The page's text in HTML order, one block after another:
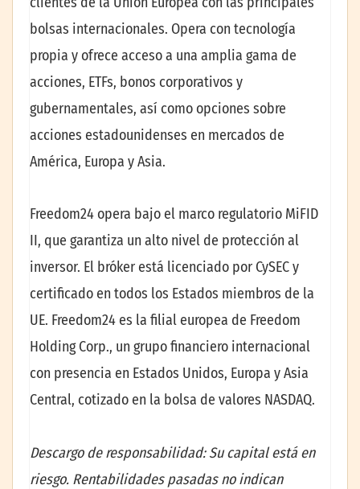
bolsas internacionales. Opera con tecnología
propia y ofrece acceso a una amplia gama de
acciones, ETFs, bonos corporativos y
gubernamentales, así como opciones sobre
acciones estadounidenses en mercados de
América, Europa y Asia.
Freedom24 opera bajo el marco regulatorio MiFID
II, que garantiza un alto nivel de protección al
inversor. El bróker está licenciado por CySEC y
certificado en todos los Estados miembros de la
UE. Freedom24 es la filial europea de Freedom
Holding Corp., un grupo financiero internacional
con presencia en Estados Unidos, Europa y Asia
Central, cotizado en la bolsa de valores NASDAQ.
Descargo de responsabilidad: Su capital está en
riesgo. Rentabilidades pasadas no indican